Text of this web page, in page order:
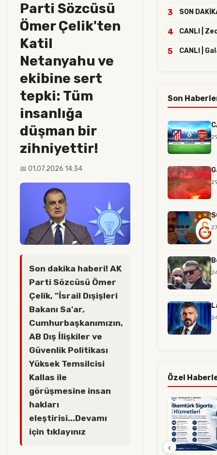
Parti Sözcüsü
Ömer Çelik'ten
Katil
Netanyahu ve
ekibine sert
tepki: Tüm
insanlığa
düşman bir
zihniyettir!
📅 01.07.2026 14:34
Son dakika haberi! AK
Parti Sözcüsü Ömer
Çelik, "İsrail Dışişleri
Bakanı Sa'ar,
Cumhurbaşkanımızın,
AB Dış İlişkiler ve
Güvenlik Politikası
Yüksek Temsilcisi
Kallas ile
görüşmesine insan
hakları
eleştirisi...Devamı
için tıklayınız
3 SON
4 CANLI |
5 CANLI |
Son
Özel
‹